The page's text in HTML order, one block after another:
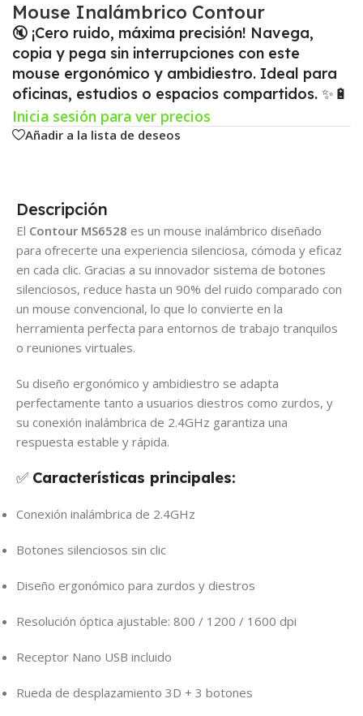
Mouse Inalámbrico Contour
🔇 ¡Cero ruido, máxima precisión! Navega,
copia y pega sin interrupciones con este
mouse ergonómico y ambidiestro. Ideal para
oficinas, estudios o espacios compartidos. ✨🔋
Inicia sesión para ver precios
Añadir a la lista de deseos
Descripción
El Contour MS6528 es un mouse inalámbrico diseñado
para ofrecerte una experiencia silenciosa, cómoda y eficaz
en cada clic. Gracias a su innovador sistema de botones
silenciosos, reduce hasta un 90% del ruido comparado con
un mouse convencional, lo que lo convierte en la
herramienta perfecta para entornos de trabajo tranquilos
o reuniones virtuales.
Su diseño ergonómico y ambidiestro se adapta
perfectamente tanto a usuarios diestros como zurdos, y
su conexión inalámbrica de 2.4GHz garantiza una
respuesta estable y rápida.
✅ Características principales:
Conexión inalámbrica de 2.4GHz
Botones silenciosos sin clic
Diseño ergonómico para zurdos y diestros
Resolución óptica ajustable: 800 / 1200 / 1600 dpi
Receptor Nano USB incluido
Rueda de desplazamiento 3D + 3 botones